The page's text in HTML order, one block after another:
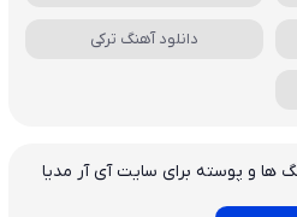
دانلود آهنگ ترکی
ها و پوسته برای سایت آی آر مدیا